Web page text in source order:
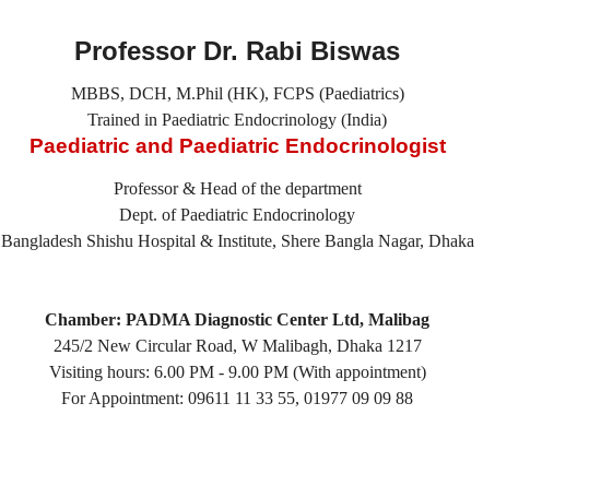
Professor Dr. Rabi Biswas
MBBS, DCH, M.Phil (HK), FCPS (Paediatrics)
Trained in Paediatric Endocrinology (India)
Paediatric and Paediatric Endocrinologist
Professor & Head of the department
Dept. of Paediatric Endocrinology
Bangladesh Shishu Hospital & Institute, Shere Bangla Nagar, Dhaka
Chamber: PADMA Diagnostic Center Ltd, Malibag
245/2 New Circular Road, W Malibagh, Dhaka 1217
Visiting hours: 6.00 PM - 9.00 PM (With appointment)
For Appointment: 09611 11 33 55, 01977 09 09 88